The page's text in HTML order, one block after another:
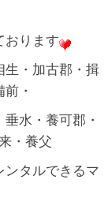
おります
生・加古郡・揖
・
水・養可郡・
・養父
ンタルできるマ